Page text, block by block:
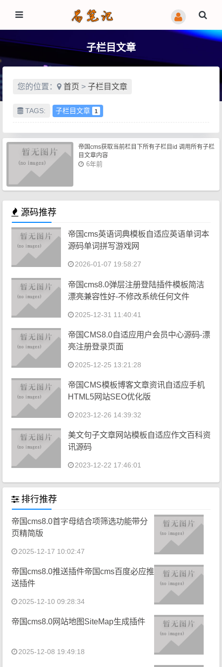
子栏目文章
您的位置： 首页 > 子栏目文章
TAGS: 子栏目文章 1
帝国cms获取当前栏目下所有子栏目id 调用所有子栏
目文章内容
6年前
源码推荐
帝国cms英语词典模板自适应英语单词本
源码单词拼写游戏网
2026-01-07 19:58:27
帝国cms8.0弹层注册登陆插件模板简洁
漂亮兼容性好-不修改系统任何文件
2025-12-31 11:40:41
帝国CMS8.0自适应用户会员中心源码-漂
亮注册登录页面
2025-12-25 13:21:28
帝国CMS模板博客文章资讯自适应手机
HTML5网站SEO优化版
2023-12-26 14:39:32
美文句子文章网站模板自适应作文百科资
讯源码
2023-12-22 17:46:01
排行推荐
帝国cms8.0首字母结合项筛选功能带分
页精简版
2025-12-17 10:02:47
帝国cms8.0推送插件帝国cms百度必应推
送插件
2025-12-10 09:28:34
帝国cms8.0网站地图SiteMap生成插件
2025-12-08 19:49:18